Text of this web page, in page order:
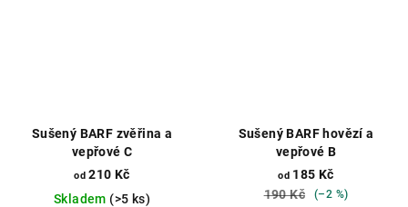
Sušený BARF zvěřina a
vepřové C
od 210 Kč
Skladem (>5 ks)
Sušený BARF hovězí a
vepřové B
od 185 Kč
190 Kč
(–2 %)